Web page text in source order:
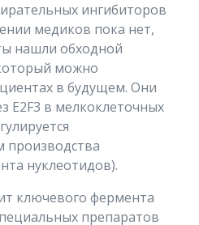
ингибиторов
медиков пока нет,
нашли обходной
можно
в будущем. Они
E2F3 в мелкоклеточных
производства
нуклеотидов).
ключевого фермента
препаратов